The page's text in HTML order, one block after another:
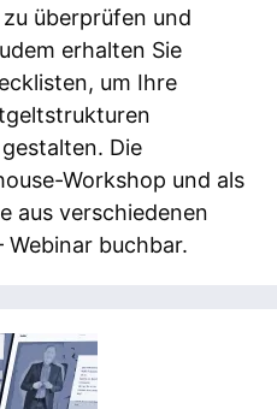
überprüfen und
erhalten Sie
um Ihre
Die
Workshop und als
aus verschiedenen
buchbar.